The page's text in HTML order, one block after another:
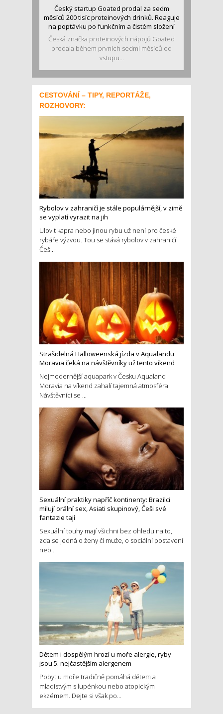
Český startup Goated prodal za sedm
měsíců 200 tisíc proteinových drinků. Reaguje
na poptávku po funkčním a čistém složení
Česká značka proteinových nápojů Goated
prodala během prvních sedmi měsíců od
vstupu...
CESTOVÁNÍ – TIPY, REPORTÁŽE,
ROZHOVORY:
Rybolov v zahraničí je stále populárnější, v zimě
se vyplatí vyrazit na jih
Ulovit kapra nebo jinou rybu už není pro české
rybáře výzvou. Tou se stává rybolov v zahraničí.
Češ...
Strašidelná Halloweenská jízda v Aqualandu
Moravia čeká na návštěvníky už tento víkend
Nejmodernější aquapark v Česku Aqualand
Moravia na víkend zahalí tajemná atmosféra.
Návštěvníci se ...
Sexuální praktiky napříč kontinenty: Brazilci
milují orální sex, Asiati skupinový, Češi své
fantazie tají
Sexuální touhy mají všichni bez ohledu na to,
zda se jedná o ženy či muže, o sociální postavení
neb...
Dětem i dospělým hrozí u moře alergie, ryby
jsou 5. nejčastějším alergenem
Pobyt u moře tradičně pomáhá dětem a
mladistvým s lupénkou nebo atopickým
ekzémem. Dejte si však po...